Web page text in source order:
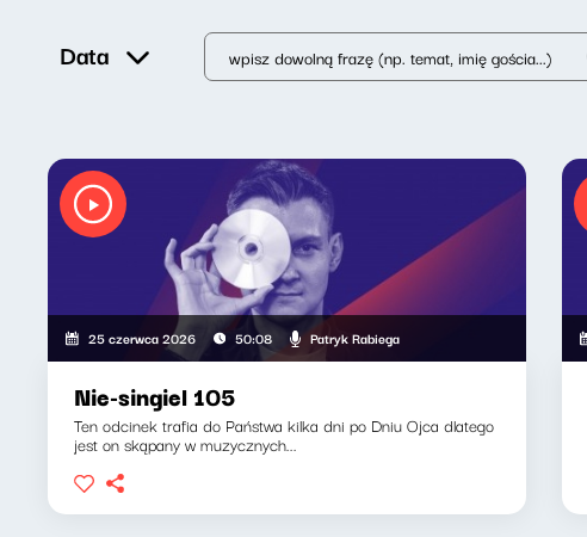
Data
25 czerwca 2026 50:08 Patryk Rabiega
Nie-singiel 105
Ten odcinek trafia do Państwa kilka dni po Dniu Ojca dlatego
jest on skąpany w muzycznych...